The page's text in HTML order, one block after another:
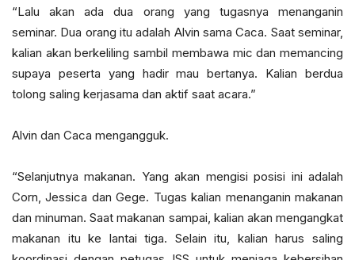
“Lalu akan ada dua orang yang tugasnya menanganin
seminar. Dua orang itu adalah Alvin sama Caca. Saat seminar,
kalian akan berkeliling sambil membawa mic dan memancing
supaya peserta yang hadir mau bertanya. Kalian berdua
tolong saling kerjasama dan aktif saat acara.”
Alvin dan Caca mengangguk.
“Selanjutnya makanan. Yang akan mengisi posisi ini adalah
Corn, Jessica dan Gege. Tugas kalian menanganin makanan
dan minuman. Saat makanan sampai, kalian akan mengangkat
makanan itu ke lantai tiga. Selain itu, kalian harus saling